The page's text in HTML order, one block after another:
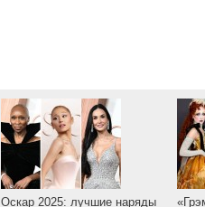
Оскар 2025: лучшие наряды